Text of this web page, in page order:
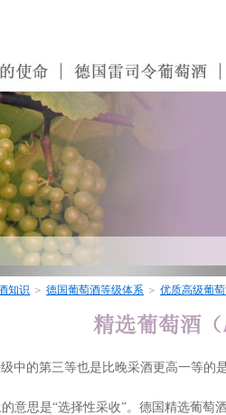
知识 ＞ 德国葡萄酒等级体系 ＞ 优质高级葡
的第三等也是比晚采酒更高一等的是
思是“选择性采收”。德国精选葡萄